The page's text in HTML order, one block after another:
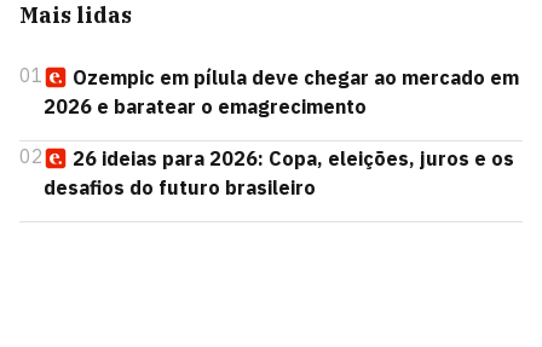
Mais lidas
01
Ozempic em pílula deve chegar ao mercado em
2026 e baratear o emagrecimento
02
26 ideias para 2026: Copa, eleições, juros e os
desafios do futuro brasileiro